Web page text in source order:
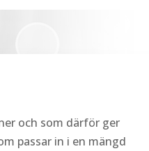
och som därför ger
passar in i en mängd